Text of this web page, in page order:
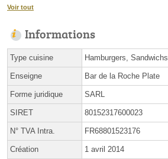
Voir tout
Informations
Type cuisine Hamburgers, Sandwichs
Enseigne Bar de la Roche Plate
Forme juridique SARL
SIRET 80152317600023
N° TVA Intra. FR68801523176
Création 1 avril 2014